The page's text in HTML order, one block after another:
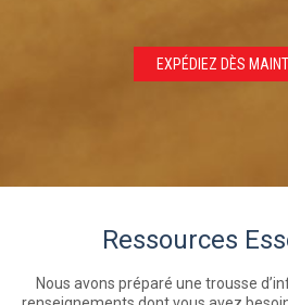
EXPÉDIEZ DÈS
Ressources
Nous avons préparé une trousse